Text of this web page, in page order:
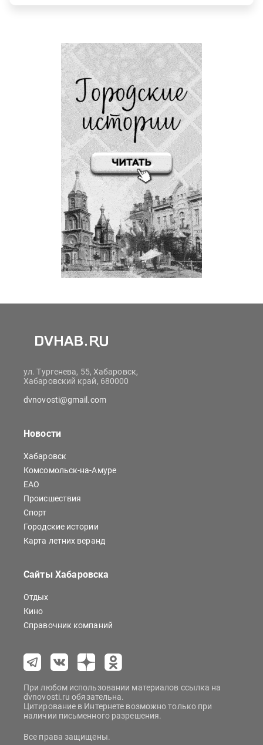
ул. Тургенева, 55, Хабаровск,
Хабаровский край, 680000
dvnovosti@gmail.com
Новости
Хабаровск
Комсомольск-на-Амуре
ЕАО
Происшествия
Спорт
Городские истории
Карта летних веранд
Сайты Хабаровска
Отдых
Кино
Справочник компаний
При любом использовании материалов ссылка на
dvnovosti.ru обязательна.
Цитирование в Интернете возможно только при
наличии письменного разрешения.
Все права защищены.